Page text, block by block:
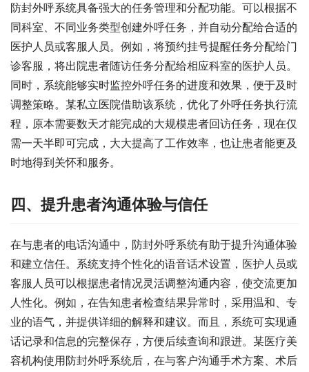
防封外呼系统具备强大的任务管理和分配功能。可以根据不
同科室、不同业务类型创建外呼任务，并自动分配给合适的
医护人员或客服人员。例如，将预约挂号提醒任务分配给门
诊客服，将出院患者随访任务分配给相应科室的医护人员。
同时，系统能够实时监控外呼任务的进度和效果，便于及时
调整策略。某私立医院借助该系统，优化了外呼任务执行流
程，原本需要数天才能完成的大规模患者回访任务，现在仅
需一天半即可完成，大大提高了工作效率，也让患者能更及
时地得到关怀和服务。
四、提升患者沟通体验与信任
在与患者的电话沟通中，防封外呼系统有助于提升沟通体验
和建立信任。系统支持个性化的语音话术设置，医护人员或
客服人员可以根据患者情况灵活调整沟通内容，使交流更加
人性化。例如，在告知患者检查结果异常时，采用温和、专
业的语气，并提供详细的解释和建议。而且，系统可实现通
话记录和信息的完整保存，方便后续查询和跟进。某医疗美
容机构使用防封外呼系统后，在与客户沟通手术方案、术后